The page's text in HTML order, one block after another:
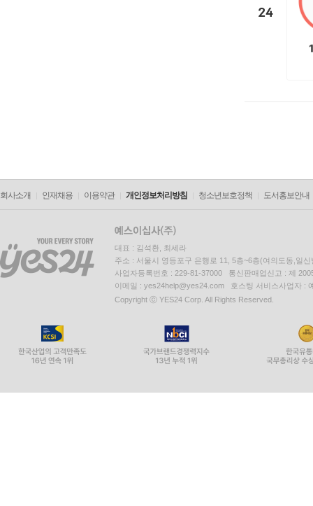
24
회사소개 인재채용 이용약관 개인정보처리방침 청소년보호정책 도서홍보안내
대표 : 김석환, 최세라
주소 : 서울시 영등포구 은행로 11, 5층~6층(여의도동,일신
사업자등록번호 : 229-81-37000 통신판매업신고 : 제
이메일 : yes24help@yes24.com 호스팅 서비스사업자 :
Copyright ⓒ YES24 Corp. All Rights Reserved.